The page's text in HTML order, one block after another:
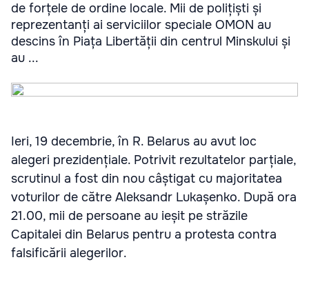
de forțele de ordine locale. Mii de polițiști și
reprezentanți ai serviciilor speciale OMON au
descins în Piața Libertății din centrul Minskului și
au ...
Ieri, 19 decembrie, în R. Belarus au avut loc
alegeri prezidențiale. Potrivit rezultatelor parțiale,
scrutinul a fost din nou câștigat cu majoritatea
voturilor de către Aleksandr Lukașenko. După ora
21.00, mii de persoane au ieșit pe străzile
Capitalei din Belarus pentru a protesta contra
falsificării alegerilor.